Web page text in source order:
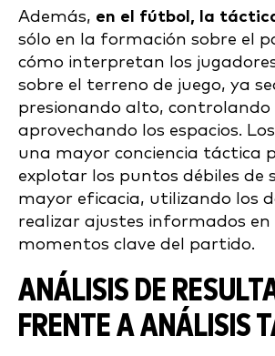
Además, en el fútbol, la
sólo en la formación sobre el
cómo interpretan los
sobre el terreno de juego, ya
presionando alto, controlando
aprovechando los espacios.
una mayor conciencia táctica
explotar los puntos débiles de
mayor eficacia, utilizando los
realizar ajustes informados en
momentos clave del partido.
ANÁLISIS DE
FRENTE A ANÁLISIS